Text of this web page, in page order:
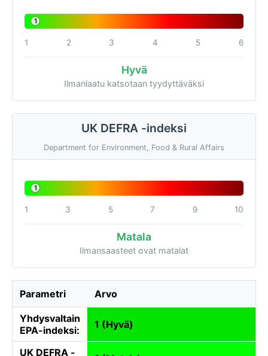
1
1 2 3 4 5 6
Hyvä
Ilmanlaatu katsotaan tyydyttäväksi
UK DEFRA -indeksi
Department for Environment, Food & Rural Affairs
1
1 3 5 7 9 10
Matala
Ilmansaasteet ovat matalat
Parametri Arvo
Yhdysvaltain
EPA-indeksi:
1 (Hyvä)
UK DEFRA -